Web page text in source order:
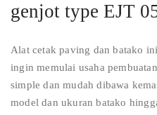
genjot type EJT
Alat cetak paving dan batako
ingin memulai usaha
simple dan mudah dibawa
model dan ukuran batako